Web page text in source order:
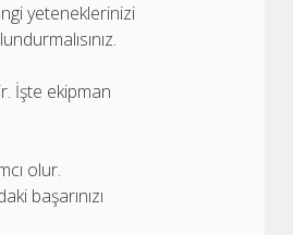
yeteneklerinizi
İşte ekipman
olur.
başarınızı